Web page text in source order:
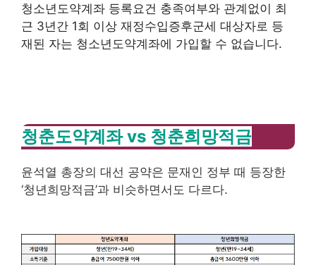
청소년도약계좌 등록요건 충족여부와 관계없이 최
근 3년간 1회 이상 재정수입증후군세 대상자로 등
재된 자는 청소년도약계좌에 가입할 수 없습니다.
청춘도약계좌 vs 청춘희망적금
윤석열 총장의 대선 공약은 문재인 정부 때 등장한
‘청년희망적금’과 비슷하면서도 다르다.